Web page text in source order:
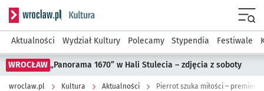
Serwis informacyjny wroclaw.pl podserwis: Kultura
Aktualności Wydział Kultury Polecamy Stypendia Festiwale
WROCŁAW „Panorama 1670” w Hali Stulecia – zdjęcia z soboty
wroclaw.pl Kultura Aktualności Pierrot szuka miłości –